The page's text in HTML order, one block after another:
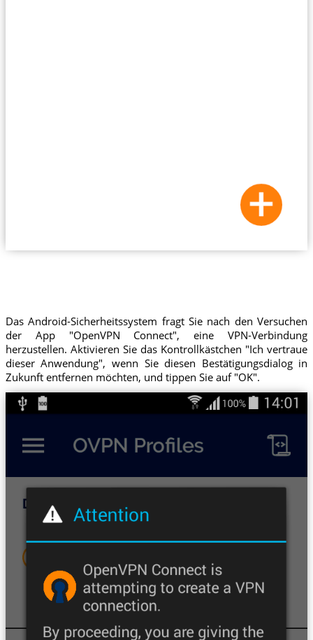
Das Android-Sicherheitssystem fragt Sie nach den Versuchen
der App "OpenVPN Connect", eine VPN-Verbindung
herzustellen. Aktivieren Sie das Kontrollkästchen "Ich vertraue
dieser Anwendung", wenn Sie diesen Bestätigungsdialog in
Zukunft entfernen möchten, und tippen Sie auf "OK".